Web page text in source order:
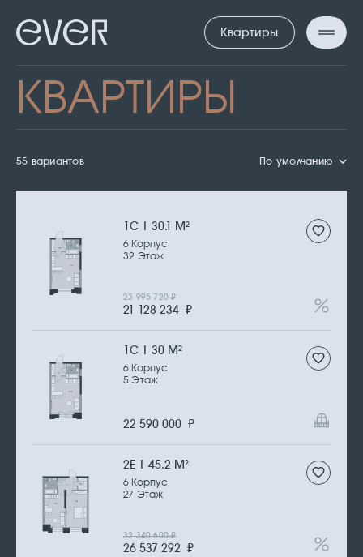
Квартиры
КВАРТИРЫ
55 вариантов По умолчанию
1С | 30.1 М2
6 Корпус
32 Этаж
21 128 234 ₽
23 995 720₽
1С | 30 М2
6 Корпус
5 Этаж
22 590 000 ₽
2Е | 45.2 М2
6 Корпус
27 Этаж
26 537 292 ₽
32 340 600₽